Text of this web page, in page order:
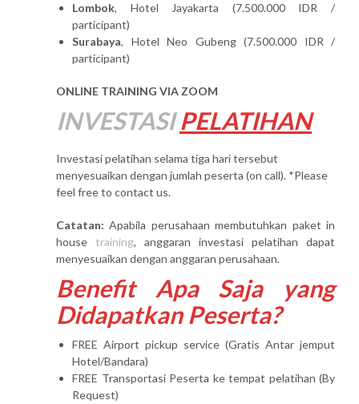
Lombok, Hotel Jayakarta (7.500.000 IDR /
participant)
Surabaya, Hotel Neo Gubeng (7.500.000 IDR /
participant)
ONLINE TRAINING VIA ZOOM
INVESTASI PELATIHAN
Investasi pelatihan selama tiga hari tersebut
menyesuaikan dengan jumlah peserta (on call). *Please
feel free to contact us.
Catatan: Apabila perusahaan membutuhkan paket in
house training, anggaran investasi pelatihan dapat
menyesuaikan dengan anggaran perusahaan.
Benefit Apa Saja yang
Didapatkan Peserta?
FREE Airport pickup service (Gratis Antar jemput
Hotel/Bandara)
FREE Transportasi Peserta ke tempat pelatihan (By
Request)